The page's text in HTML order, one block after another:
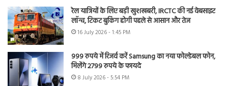
रेल यात्रियों के लिए बड़ी खुशखबरी, IRCTC की नई वेबसाइट
लॉन्च, टिकट बुकिंग होगी पहले से आसान और तेज
16 July 2026 - 1:45 PM
999 रुपये में रिजर्व करें Samsung का नया फोल्डेबल फोन,
मिलेंगे 2799 रुपये के फायदे
8 July 2026 - 5:54 PM